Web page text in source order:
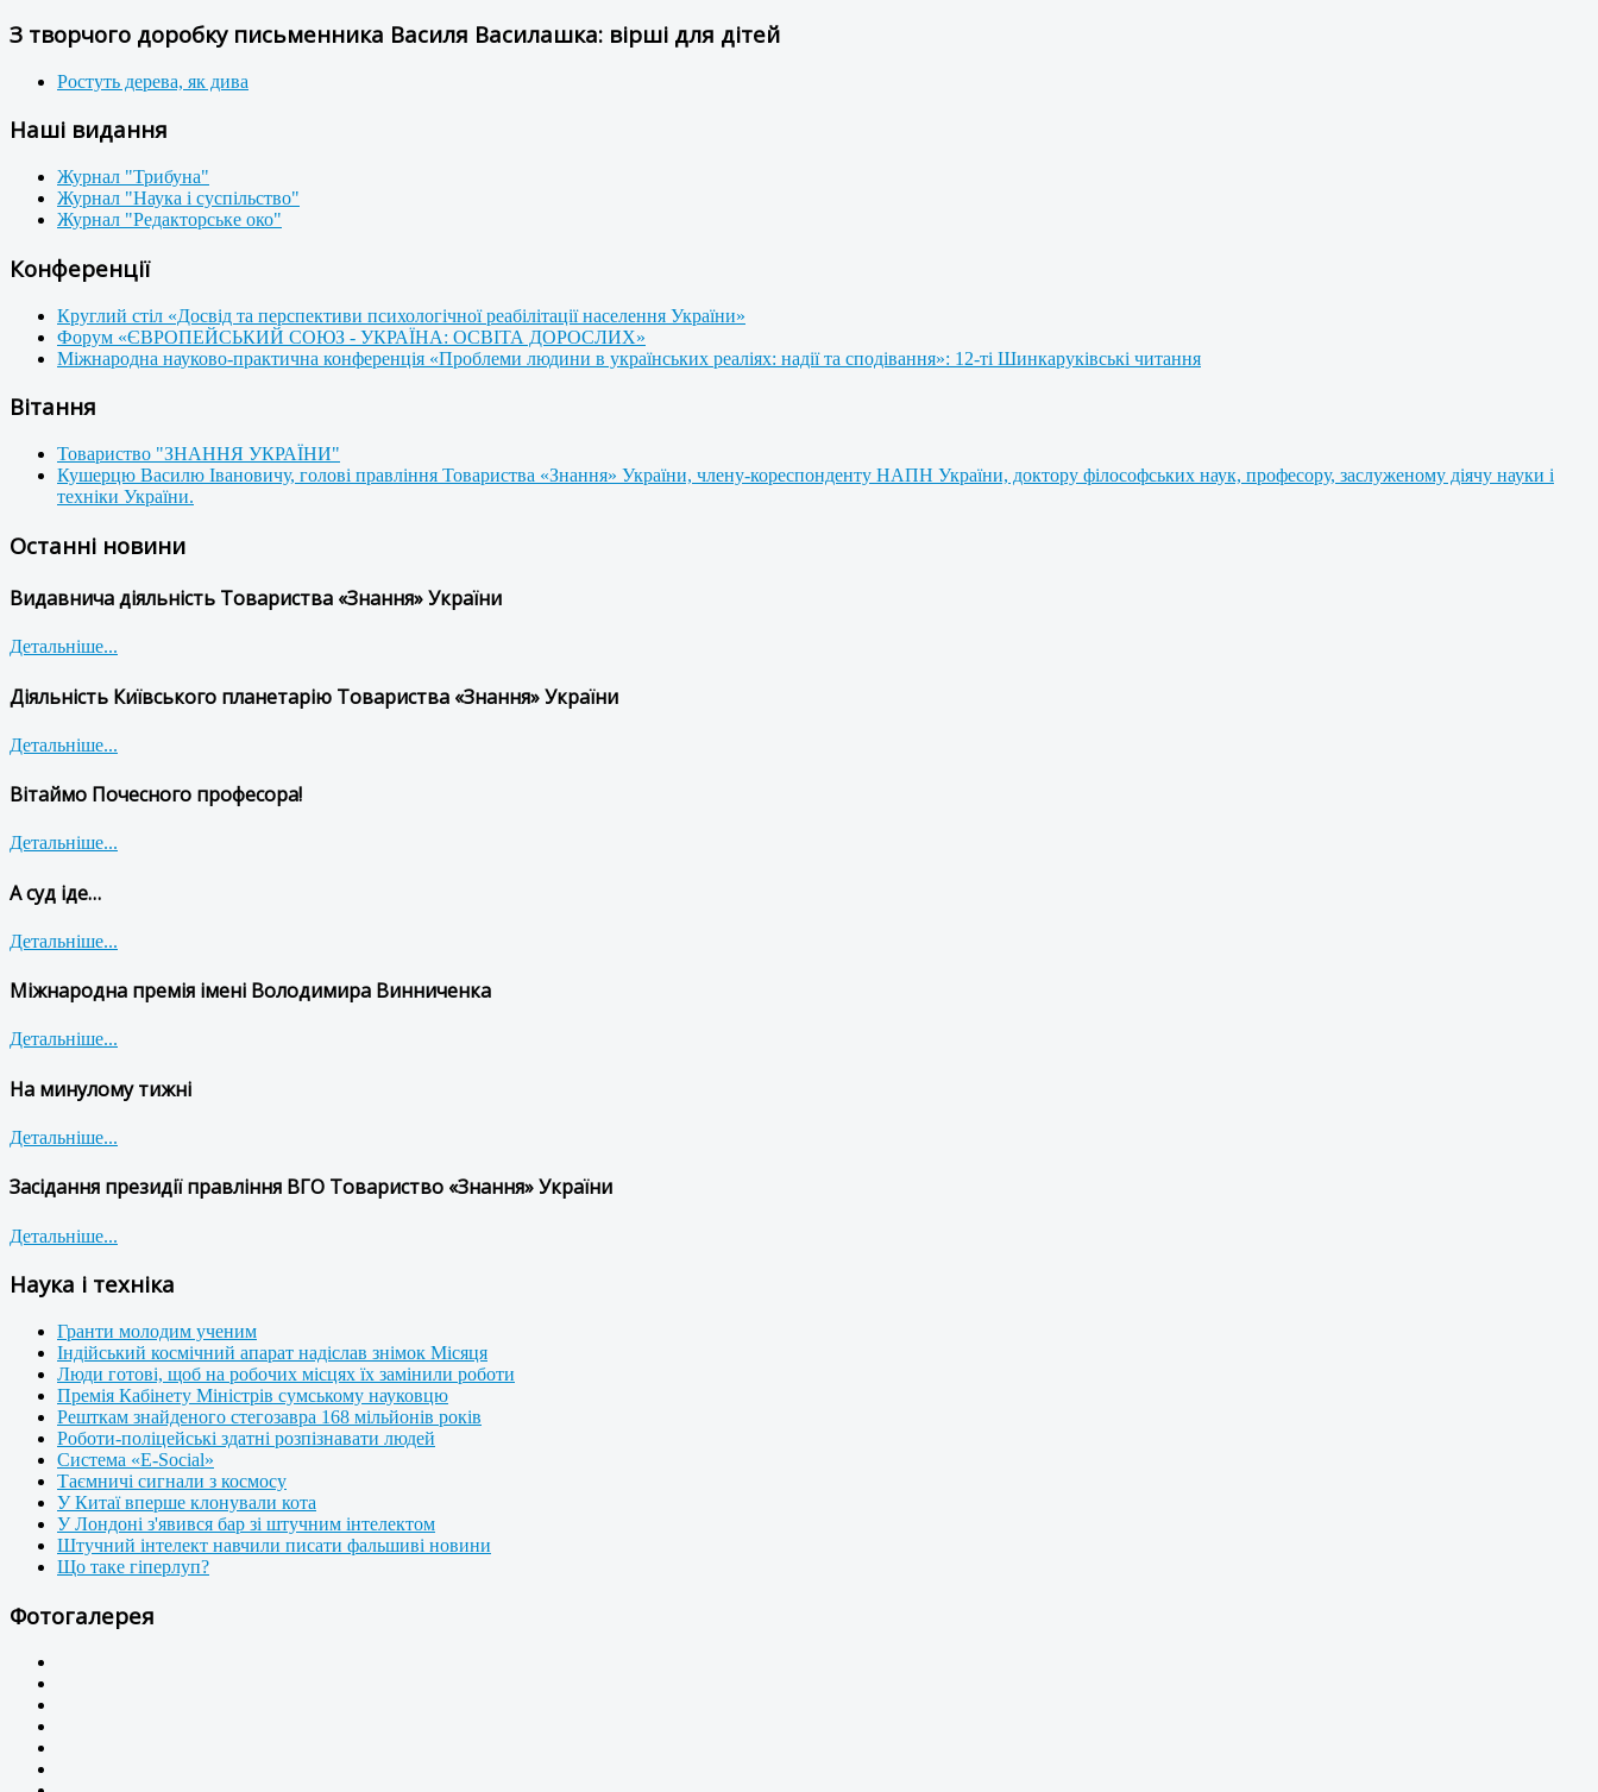
З творчого доробку письменника Василя Василашка: вірші для дітей
Ростуть дерева, як дива
Наші видання
Журнал "Трибуна"
Журнал "Наука і суспільство"
Журнал "Редакторське око"
Конференції
Круглий стіл «Досвід та перспективи психологічної реабілітації населення України»
Форум «ЄВРОПЕЙСЬКИЙ СОЮЗ - УКРАЇНА: ОСВІТА ДОРОСЛИХ»
Міжнародна науково-практична конференція «Проблеми людини в українських реаліях: надії та сподівання»: 12-ті Шинкаруківські читання
Вітання
Товариство "ЗНАННЯ УКРАЇНИ"
Кушерцю Василю Івановичу, голові правління Товариства «Знання» України, члену-кореспонденту НАПН України, доктору філософських наук, професору, заслуженому діячу науки і
техніки України.
Останні новини
Видавнича діяльність Товариства «Знання» України
Детальніше...
Діяльність Київського планетарію Товариства «Знання» України
Детальніше...
Вітаймо Почесного професора!
Детальніше...
А суд іде…
Детальніше...
Міжнародна премія імені Володимира Винниченка
Детальніше...
На минулому тижні
Детальніше...
Засідання президії правління ВГО Товариство «Знання» України
Детальніше...
Наука і техніка
Гранти молодим ученим
Індійський космічний апарат надіслав знімок Місяця
Люди готові, щоб на робочих місцях їх замінили роботи
Премія Кабінету Міністрів сумському науковцю
Решткам знайденого стегозавра 168 мільйонів років
Роботи-поліцейські здатні розпізнавати людей
Система «E-Social»
Таємничі сигнали з космосу
У Китаї вперше клонували кота
У Лондоні з'явився бар зі штучним інтелектом
Штучний інтелект навчили писати фальшиві новини
Що таке гіперлуп?
Фотогалерея